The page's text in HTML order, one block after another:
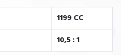
1199 CC
10,5 : 1